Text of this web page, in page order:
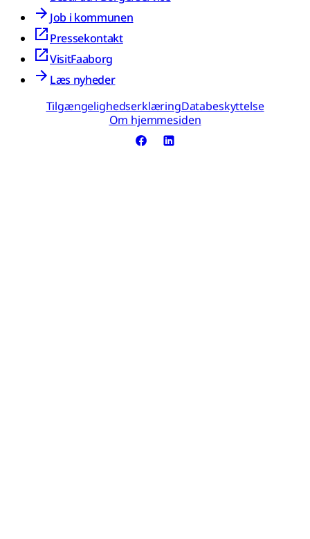
Job i kommunen
Pressekontakt
VisitFaaborg
Læs nyheder
TilgængelighedserklæringDatabeskyttelse
Om hjemmesiden